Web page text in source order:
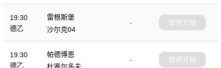
19:30
德乙
雷根斯堡
-
沙尔克04
即将开始
19:30
德乙
帕德博恩
-
杜塞尔多夫
即将开始